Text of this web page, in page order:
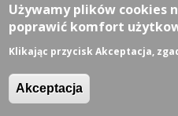
Używamy plików cookies
poprawić komfort
Klikając przycisk Akceptacja,
Akceptacja